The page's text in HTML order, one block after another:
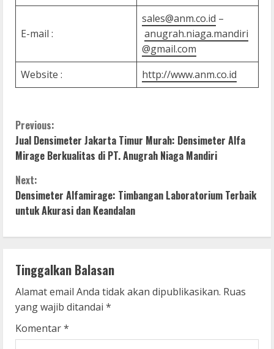
E-mail :
sales@anm.co.id –
anugrah.niaga.mandiri
@gmail.com
Website :
http://www.anm.co.id
C
o
n
t
i
n
u
e
R
Previous:
Jual Densimeter Jakarta Timur Murah: Densimeter Alfa
Mirage Berkualitas di PT. Anugrah Niaga Mandiri
Next:
Densimeter Alfamirage: Timbangan Laboratorium Terbaik
untuk Akurasi dan Keandalan
Tinggalkan Balasan
Alamat email Anda tidak akan dipublikasikan. Ruas
yang wajib ditandai *
Komentar*